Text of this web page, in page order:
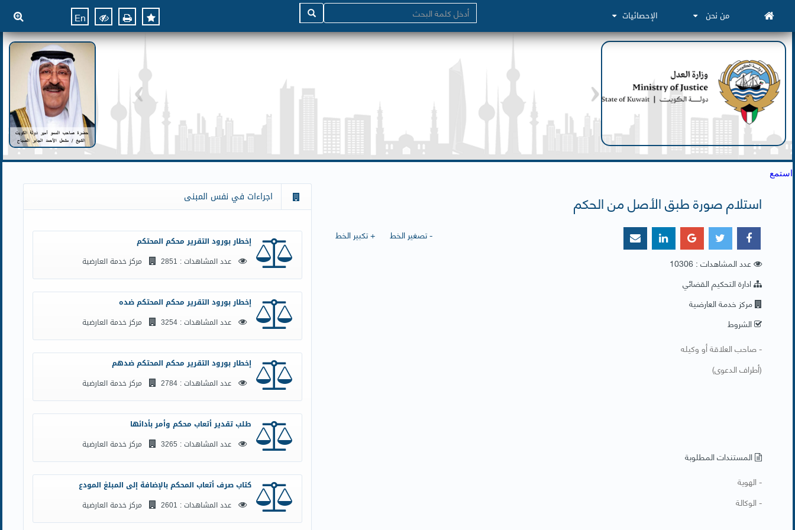
من نحن الإحصائيات En
استمع
استلام صورة طبق الأصل من الحكم
+ تكبير الخط
- تصغير الخط
عدد المشاهدات : 10306
ادارة التحكيم القضائي
مركز خدمة العارضية
الشروط
- صاحب العلاقة أو وكيله
(أطراف الدعوى)
المستندات المطلوبة
- الهوية
- الوكالة ​
اجراءات في نفس المبنى
إخطار بورود التقرير محكم المحتكم
عدد المشاهدات : 2851
مركز خدمة العارضية
إخطار بورود التقرير محكم المحتكم ضده
عدد المشاهدات : 3254
مركز خدمة العارضية
إخطار بورود التقرير محكم المحتكم ضدهم
عدد المشاهدات : 2784
مركز خدمة العارضية
طلب تقدير أتعاب محكم وأمر بأدائها
عدد المشاهدات : 3265
مركز خدمة العارضية
كتاب صرف أتعاب المحكم بالإضافة إلى المبلغ المودع
عدد المشاهدات : 2601
مركز خدمة العارضية